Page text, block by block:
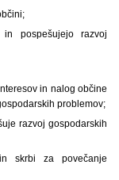
pospešujejo razvoj
in nalog občine
problemov;
razvoj gospodarskih
skrbi za povečanje